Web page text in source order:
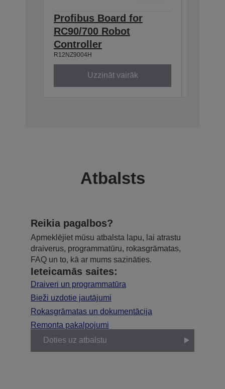
Profibus Board for
RC90/700 Robot
Controller
R12NZ9004H
Uzzināt vairāk
Atbalsts
Reikia pagalbos?
Apmeklējiet mūsu atbalsta lapu, lai atrastu
draiverus, programmatūru, rokasgrāmatas,
FAQ un to, kā ar mums sazināties.
Ieteicamās saites:
Draiveri un programmatūra
Bieži uzdotie jautājumi
Rokasgrāmatas un dokumentācija
Remonta pakalpojumi
Doties uz atbalstu